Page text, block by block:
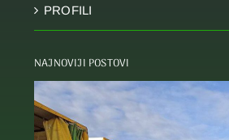
PROFILI
NAJNOVIJI POSTOVI